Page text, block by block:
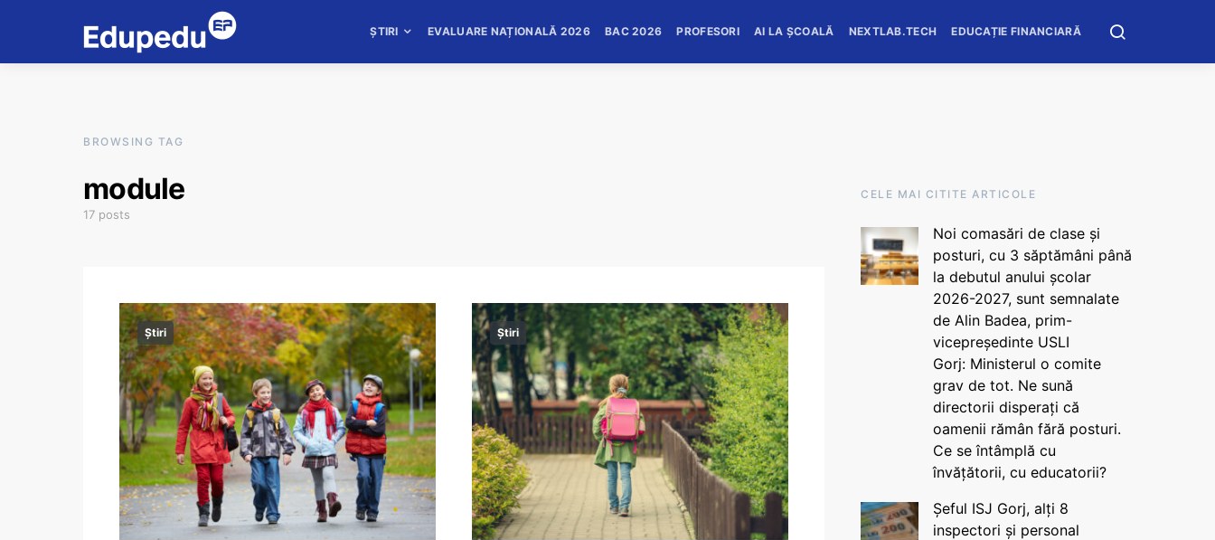
ȘTIRI EVALUARE NAȚIONALĂ 2026 BAC 2026 PROFESORI AI LA ȘCOALĂ NEXTLAB.TECH EDUCAȚIE FINANCIARĂ
BROWSING TAG
module
17 posts
Știri Știri
CELE MAI CITITE ARTICOLE
Noi comasări de clase și
posturi, cu 3 săptămâni până
la debutul anului școlar
2026-2027, sunt semnalate
de Alin Badea, prim-
vicepreședinte USLI
Gorj: Ministerul o comite
grav de tot. Ne sună
directorii disperați că
oamenii rămân fără posturi.
Ce se întâmplă cu
învățătorii, cu educatorii?
Șeful ISJ Gorj, alți 8
inspectori și personal